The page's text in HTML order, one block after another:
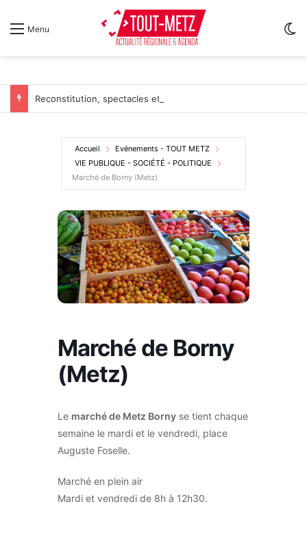
Menu
Accueil
Evénements - TOUT METZ
VIE PUBLIQUE - SOCIÉTÉ - POLITIQUE
Marché de Borny (Metz)
Marché de Borny
(Metz)
Le marché de Metz Borny se tient chaque
semaine le mardi et le vendredi, place
Auguste Foselle.
Marché en plein air
Mardi et vendredi de 8h à 12h30.